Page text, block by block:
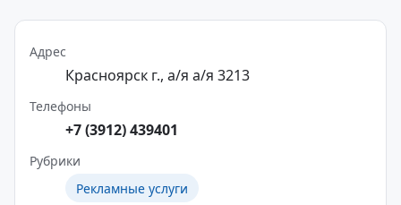
Адрес
Красноярск г., а/я а/я 3213
Телефоны
+7 (3912) 439401
Рубрики
Рекламные услуги